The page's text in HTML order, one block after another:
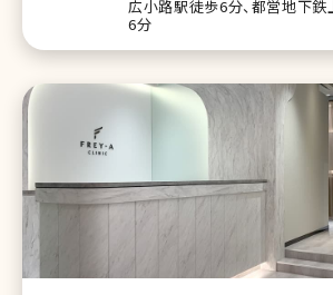
広小路駅徒歩6分、都営地下
6分